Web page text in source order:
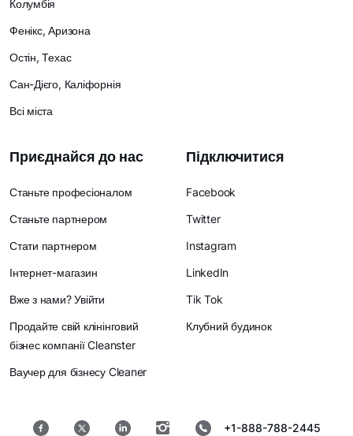
Колумбія
Фенікс, Аризона
Остін, Техас
Сан-Дієго, Каліфорнія
Всі міста
Приєднайся до нас
Станьте професіоналом
Станьте партнером
Стати партнером
Інтернет-магазин
Вже з нами? Увійти
Продайте свій клінінговий
бізнес компанії Cleanster
Ваучер для бізнесу Cleaner
Підключитися
Facebook
Twitter
Instagram
LinkedIn
Tik Tok
Клубний будинок
+1-888-788-2445